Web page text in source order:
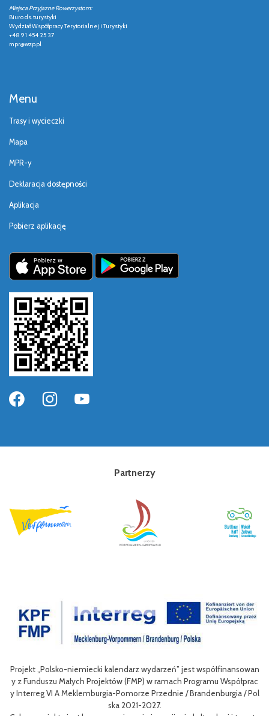
Miejsca Przyjazne Rowerzystom:
Biuro ds. turystyki
Wydział Współpracy Terytorialnej i Turystyki
+48 91 454 25 37
mpr@wzp.pl
Menu
Trasy i wycieczki
Mapa
MPR-y
Deklaracja dostępności
Aplikacja
Pobierz aplikację
Partnerzy
wydarzeń” jest współfinansowan
w ramach Programu Współprac
Przednie / Brandenburgia / Pol
Celem III Polsko-Niemieckich Dni
nie oferty turystycznej oraz
niej dla mieszkańców obszaru
w